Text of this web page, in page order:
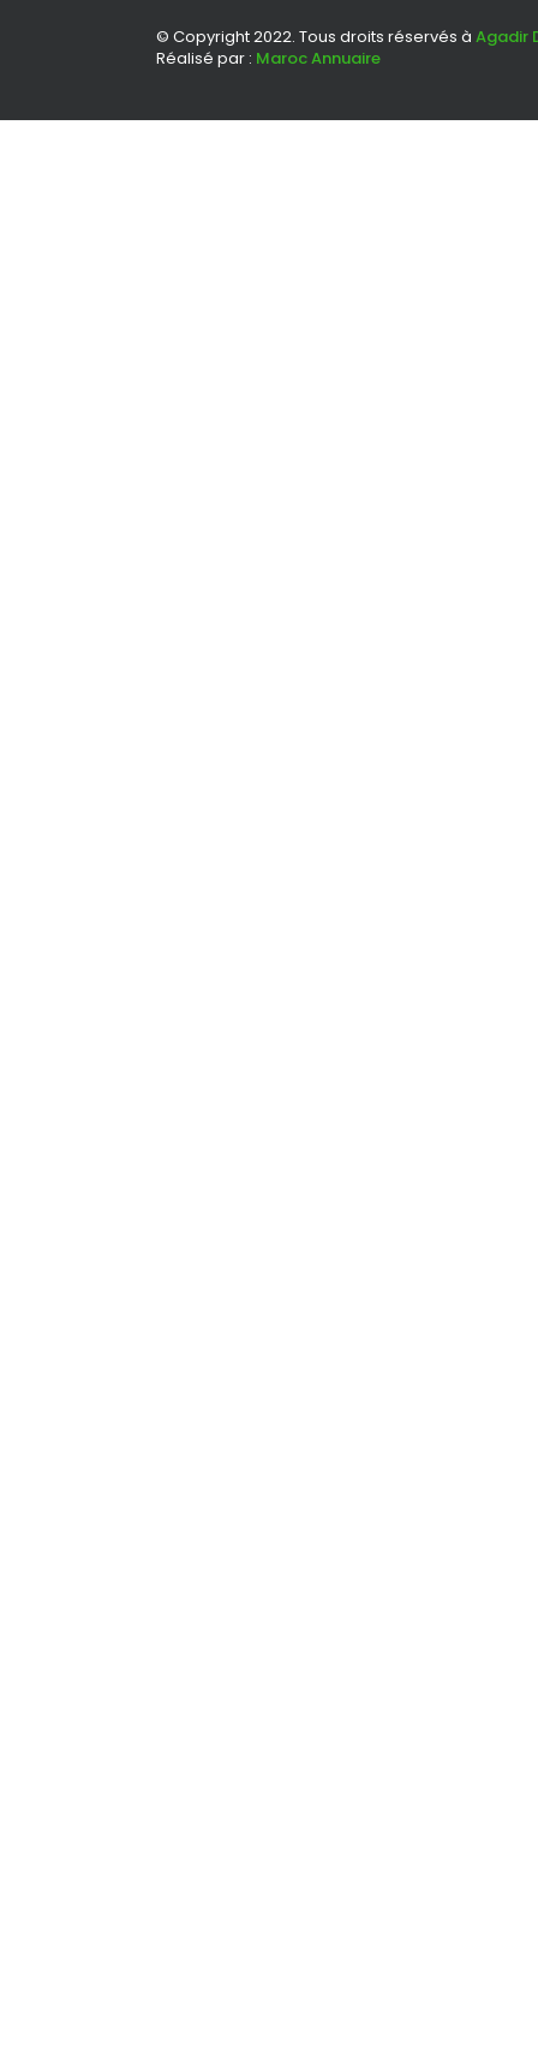
© Copyright 2022. Tous droits réservés à Agadir
Réalisé par : Maroc Annuaire